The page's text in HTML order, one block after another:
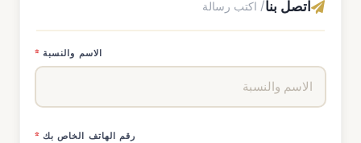
اتصل بنا/ اكتب رسالة
الاسم والنسبة *
رقم الهاتف الخاص بك *